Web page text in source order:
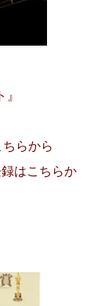
らから
はこちらか